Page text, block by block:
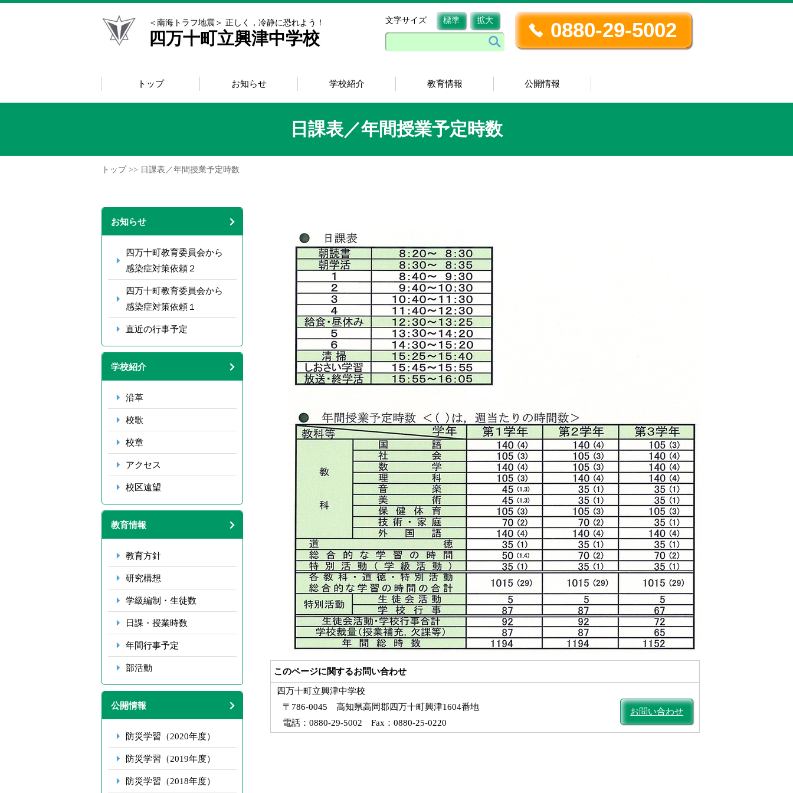
＜南海トラフ地震＞ 正しく，冷静に恐れよう！
四万十町立興津中学校 0880-29-5002
文字サイズ 標準 拡大
トップ お知らせ 学校紹介 教育情報 公開情報
日課表／年間授業予定時数
トップ>> 日課表／年間授業予定時数
このページに関するお問い合わせ
四万十町立興津中学校
〒786-0045 高知県高岡郡四万十町興津1604番地
電話：0880-29-5002 Fax：0880-25-0220
お問い合わせ
お知らせ
四万十町教育委員会から
感染症対策依頼２
四万十町教育委員会から
感染症対策依頼１
直近の行事予定
学校紹介
沿革
校歌
校章
アクセス
校区遠望
教育情報
教育方針
研究構想
学級編制・生徒数
日課・授業時数
年間行事予定
部活動
公開情報
防災学習（2020年度）
防災学習（2019年度）
防災学習（2018年度）